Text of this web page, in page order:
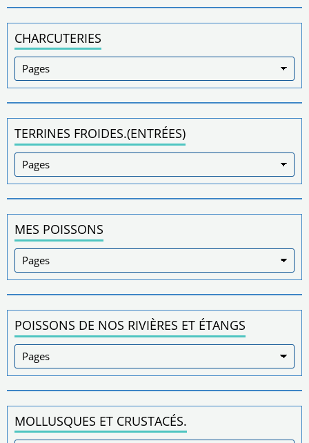
CHARCUTERIES
TERRINES FROIDES.(ENTRÉES)
MES POISSONS
POISSONS DE NOS RIVIÈRES ET ÉTANGS
MOLLUSQUES ET CRUSTACÉS.